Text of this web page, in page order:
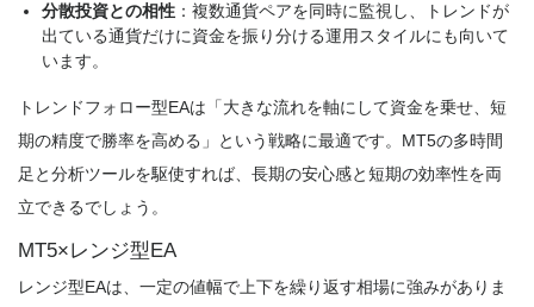
分散投資との相性 ：複数通貨ペアを同時に監視し、トレンドが
出ている通貨だけに資金を振り分ける運用スタイルにも向いて
います。
トレンドフォロー型EAは「大きな流れを軸にして資金を乗せ、短
期の精度で勝率を高める」という戦略に最適です。MT5の多時間
足と分析ツールを駆使すれば、長期の安心感と短期の効率性を両
立できるでしょう。
MT5×レンジ型EA
レンジ型EAは、一定の値幅で上下を繰り返す相場に強みがありま